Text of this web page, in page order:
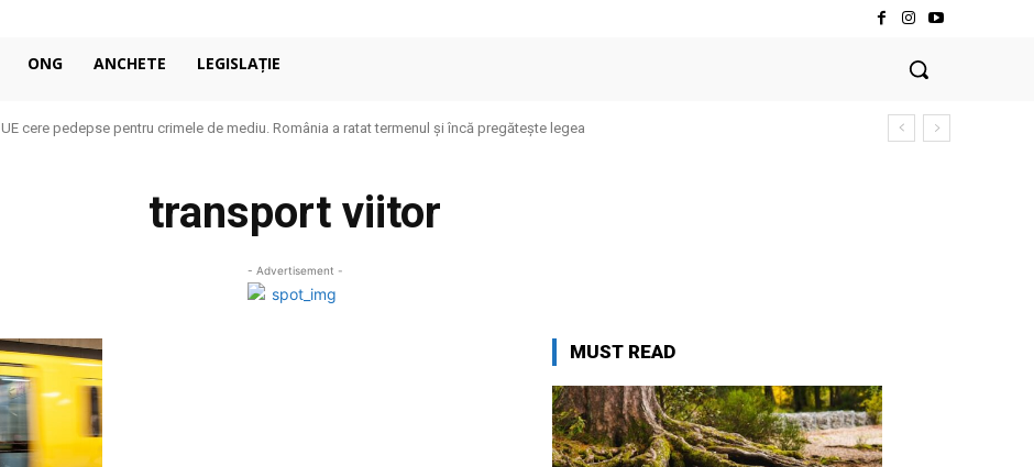
ONG ANCHETE LEGISLAȚIE
UE cere pedepse pentru crimele de mediu. România a ratat termenul și încă pregătește legea
transport viitor
- Advertisement -
MUST READ